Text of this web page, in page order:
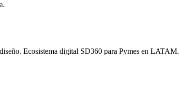
Ecosistema digital SD360 para Pymes en LATAM.